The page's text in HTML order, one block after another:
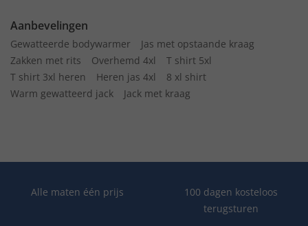
Aanbevelingen
Gewatteerde bodywarmer
Jas met opstaande kraag
Zakken met rits
Overhemd 4xl
T shirt 5xl
T shirt 3xl heren
Heren jas 4xl
8 xl shirt
Warm gewatteerd jack
Jack met kraag
Alle maten één prijs
100 dagen kosteloos
terugsturen